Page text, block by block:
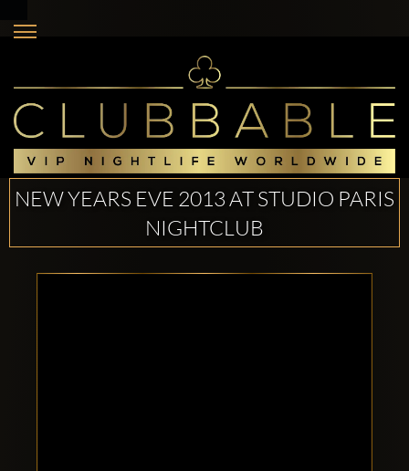
NEW YEARS EVE 2013 AT STUDIO PARIS
NIGHTCLUB